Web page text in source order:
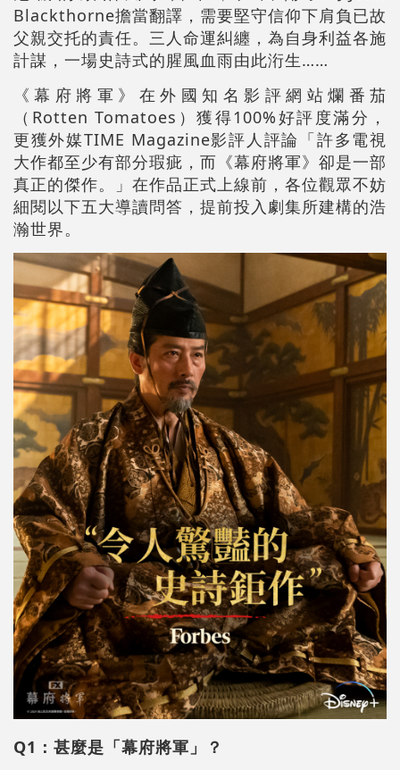
Blackthorne擔當翻譯，需要堅守信仰下肩負已故
父親交托的責任。三人命運糾纏，為自身利益各施
計謀，一場史詩式的腥風血雨由此洐生……
《幕府將軍》在外國知名影評網站爛番茄
（Rotten Tomatoes）獲得100%好評度滿分，
更獲外媒TIME Magazine影評人評論「許多電視
大作都至少有部分瑕疵，而《幕府將軍》卻是一部
真正的傑作。」在作品正式上線前，各位觀眾不妨
細閱以下五大導讀問答，提前投入劇集所建構的浩
瀚世界。
Q1：甚麼是「幕府將軍」？